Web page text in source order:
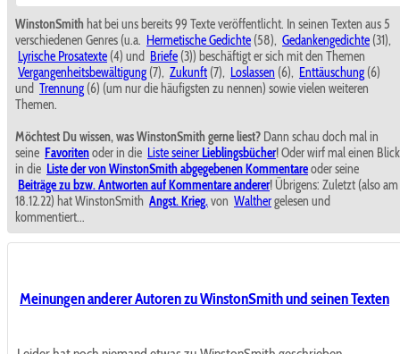
WinstonSmith hat bei uns bereits 99 Texte veröffentlicht. In seinen Texten aus 5
verschiedenen Genres (u.a. Hermetische Gedichte (58), Gedankengedichte (31),
Lyrische Prosatexte (4) und Briefe (3)) beschäftigt er sich mit den Themen
Vergangenheitsbewältigung (7), Zukunft (7), Loslassen (6), Enttäuschung (6)
und Trennung (6) (um nur die häufigsten zu nennen) sowie vielen weiteren
Themen.
Möchtest Du wissen, was WinstonSmith gerne liest? Dann schau doch mal in
seine Favoritenoder in die Liste seiner Lieblingsbücher! Oder wirf mal einen Blick
in die Liste der von WinstonSmith abgegebenen Kommentareoder seine
Beiträge zu bzw. Antworten auf Kommentare anderer! Übrigens: Zuletzt (also am
18.12.22) hat WinstonSmith Angst. Krieg.von Walthergelesen und
kommentiert...
Meinungen anderer Autoren zu WinstonSmith und seinen Texten